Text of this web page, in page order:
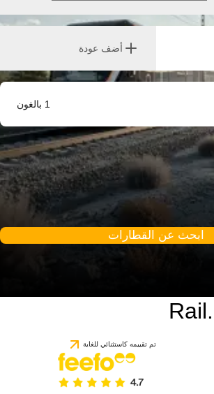
أضف عودة
1 بالغون
ابحث عن القطارات
تم تقييمه كاستثنائي للغاية